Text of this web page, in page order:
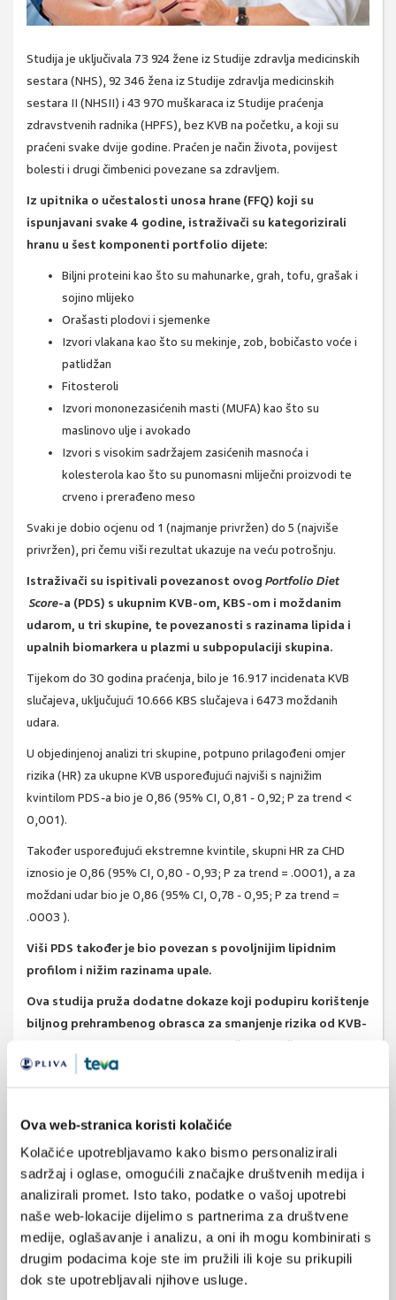
Ova web-stranica koristi kolačiće
Kolačiće upotrebljavamo kako bismo personalizirali
sadržaj i oglase, omogućili značajke društvenih medija i
analizirali promet. Isto tako, podatke o vašoj upotrebi
naše web-lokacije dijelimo s partnerima za društvene
medije, oglašavanje i analizu, a oni ih mogu kombinirati s
drugim podacima koje ste im pružili ili koje su prikupili
dok ste upotrebljavali njihove usluge.
Studija je uključivala 73 924 žene iz Studije zdravlja medicinskih
sestara (NHS), 92 346 žena iz Studije zdravlja medicinskih
sestara II (NHSII) i 43 970 muškaraca iz Studije praćenja
zdravstvenih radnika (HPFS), bez KVB na početku, a koji su
praćeni svake dvije godine. Praćen je način života, povijest
bolesti i drugi čimbenici povezane sa zdravljem.
Iz upitnika o učestalosti unosa hrane (FFQ) koji su
ispunjavani svake 4 godine, istraživači su kategorizirali
hranu u šest komponenti portfolio dijete:
Biljni proteini kao što su mahunarke, grah, tofu, grašak i
sojino mlijeko
Orašasti plodovi i sjemenke
Izvori vlakana kao što su mekinje, zob, bobičasto voće i
patlidžan
Fitosteroli
Izvori mononezasićenih masti (MUFA) kao što su
maslinovo ulje i avokado
Izvori s visokim sadržajem zasićenih masnoća i
kolesterola kao što su punomasni mliječni proizvodi te
crveno i prerađeno meso
Svaki je dobio ocjenu od 1 (najmanje privržen) do 5 (najviše
privržen), pri čemu viši rezultat ukazuje na veću potrošnju.
Istraživači su ispitivali povezanost ovog Portfolio Diet
Score-a (PDS) s ukupnim KVB-om, KBS-om i moždanim
udarom, u tri skupine, te povezanosti s razinama lipida i
upalnih biomarkera u plazmi u subpopulaciji skupina.
Tijekom do 30 godina praćenja, bilo je 16.917 incidenata KVB
slučajeva, uključujući 10.666 KBS slučajeva i 6473 moždanih
udara.
U objedinjenoj analizi tri skupine, potpuno prilagođeni omjer
rizika (HR) za ukupne KVB uspoređujući najviši s najnižim
kvintilom PDS-a bio je 0,86 (95% CI, 0,81 - 0,92; P za trend <
0,001).
Također uspoređujući ekstremne kvintile, skupni HR za CHD
iznosio je 0,86 (95% CI, 0,80 - 0,93; P za trend = .0001), a za
moždani udar bio je 0,86 (95% CI, 0,78 - 0,95; P za trend =
.0003 ).
Viši PDS također je bio povezan s povoljnijim lipidnim
profilom i nižim razinama upale.
Ova studija pruža dodatne dokaze koji podupiru korištenje
biljnog prehrambenog obrasca za smanjenje rizika od KVB-
koji je u skladu sa smjernicama Američkog udruženja za srce
koje promiču konzumaciju cjelovitih žitarica, voća i povrća, biljnih
prehrana
prehrambene navike
kardiovaskularne bolesti
SVIĐA
MI SE